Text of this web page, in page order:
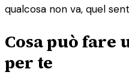
qualcosa non va, quel
Cosa può fare
per te